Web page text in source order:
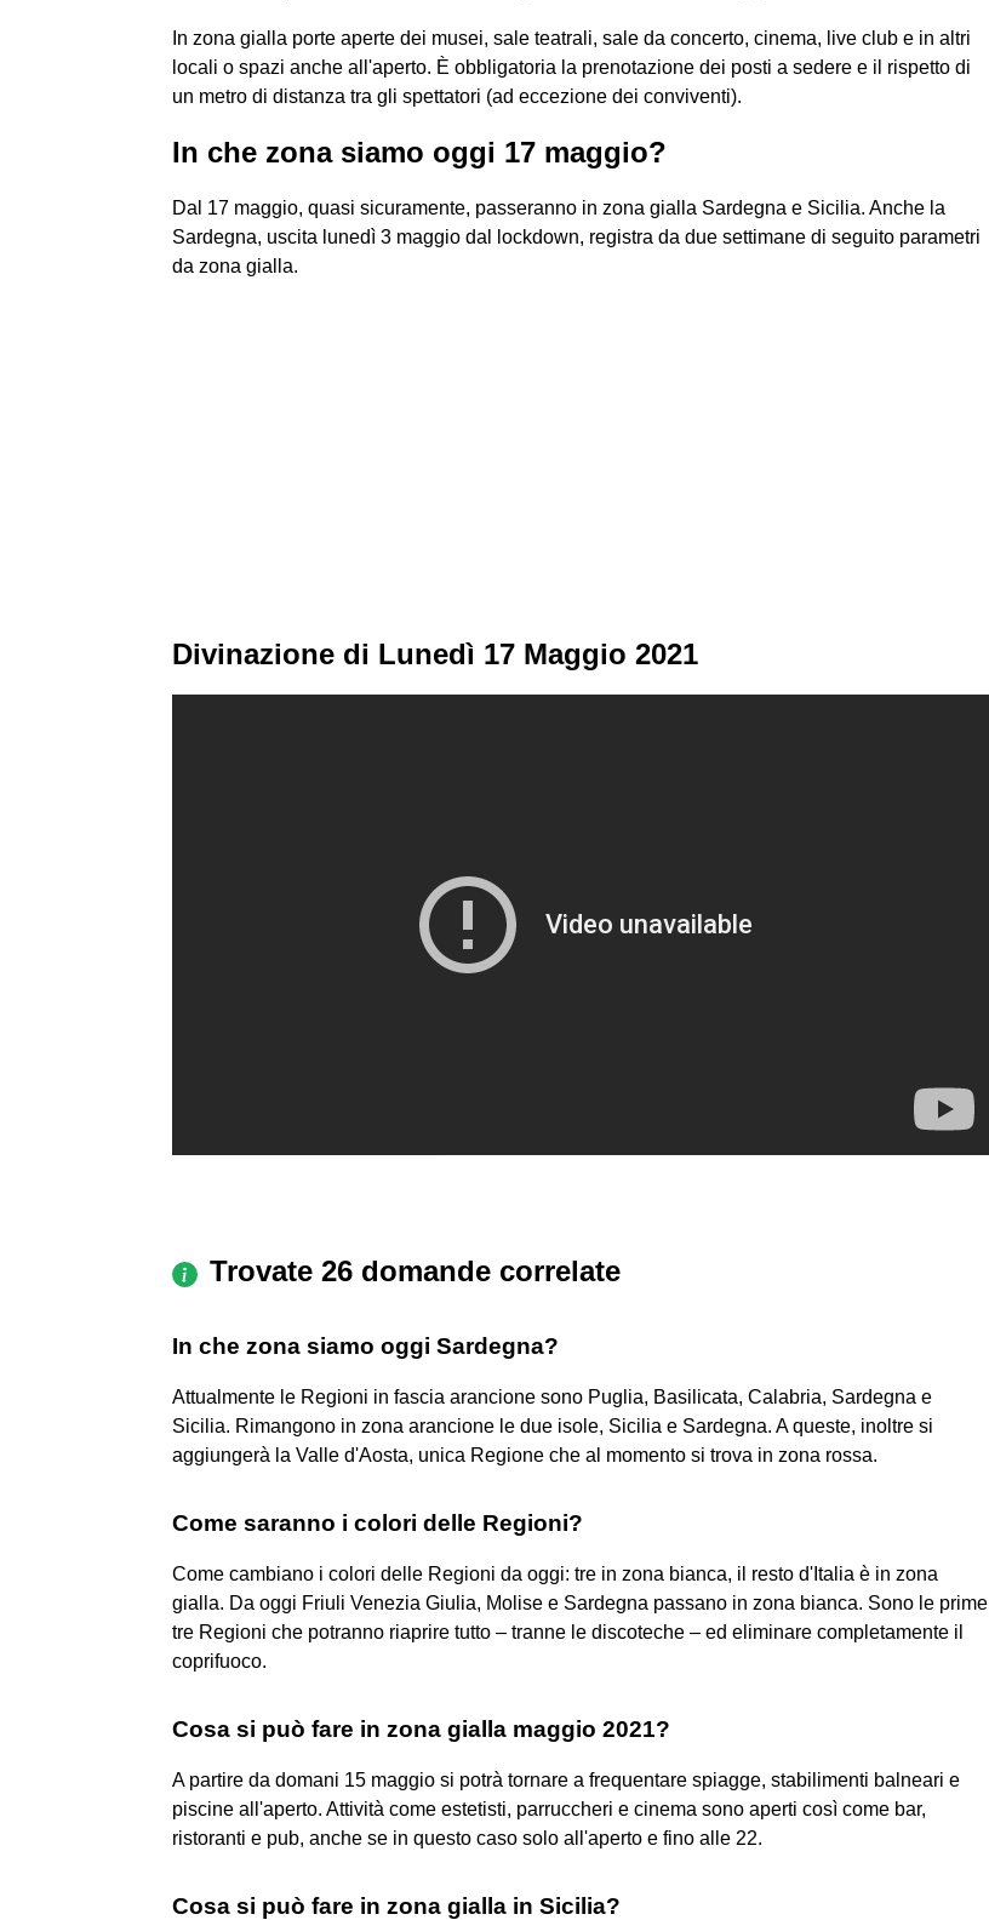
In zona gialla porte aperte dei musei, sale teatrali, sale da concerto, cinema, live club e in altri
locali o spazi anche all'aperto. È obbligatoria la prenotazione dei posti a sedere e il rispetto di
un metro di distanza tra gli spettatori (ad eccezione dei conviventi).
In che zona siamo oggi 17 maggio?
Dal 17 maggio, quasi sicuramente, passeranno in zona gialla Sardegna e Sicilia. Anche la
Sardegna, uscita lunedì 3 maggio dal lockdown, registra da due settimane di seguito parametri
da zona gialla.
Divinazione di Lunedì 17 Maggio 2021
Trovate 26 domande correlate
In che zona siamo oggi Sardegna?
Attualmente le Regioni in fascia arancione sono Puglia, Basilicata, Calabria, Sardegna e
Sicilia. Rimangono in zona arancione le due isole, Sicilia e Sardegna. A queste, inoltre si
aggiungerà la Valle d'Aosta, unica Regione che al momento si trova in zona rossa.
Come saranno i colori delle Regioni?
Come cambiano i colori delle Regioni da oggi: tre in zona bianca, il resto d'Italia è in zona
gialla. Da oggi Friuli Venezia Giulia, Molise e Sardegna passano in zona bianca. Sono le prime
tre Regioni che potranno riaprire tutto – tranne le discoteche – ed eliminare completamente il
coprifuoco.
Cosa si può fare in zona gialla maggio 2021?
A partire da domani 15 maggio si potrà tornare a frequentare spiagge, stabilimenti balneari e
piscine all'aperto. Attività come estetisti, parruccheri e cinema sono aperti così come bar,
ristoranti e pub, anche se in questo caso solo all'aperto e fino alle 22.
Cosa si può fare in zona gialla in Sicilia?